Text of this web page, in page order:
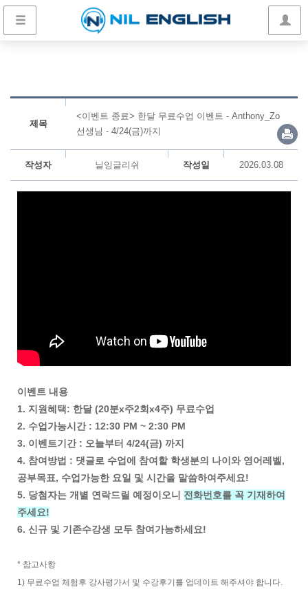
제목
<이벤트 종료> 한달 무료수업 이벤트 - Anthony_Zo
선생님 - 4/24(금)까지
작성자 닐잉글리쉬 작성일 2026.03.08
이벤트 내용
1. 지원혜택: 한달 (20분x주2회x4주) 무료수업
2. 수업가능시간 : 12:30 PM ~ 2:30 PM
3. 이벤트기간 : 오늘부터 4/24(금) 까지
4. 참여방법 : 댓글로 수업에 참여할 학생분의 나이와 영어레벨,
공부목표, 수업가능한 요일 및 시간을 말씀하여주세요!
5. 당첨자는 개별 연락드릴 예정이오니 전화번호를 꼭 기재하여
주세요!
6. 신규 및 기존수강생 모두 참여가능하세요!
* 참고사항
1) 무료수업 체험후 강사평가서 및 수강후기를 업데이트 해주셔야 합니다.